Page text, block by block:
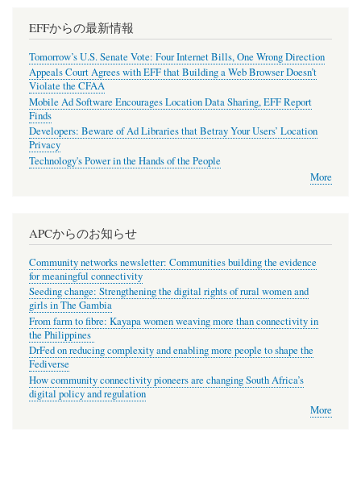
EFFからの最新情報
Tomorrow’s U.S. Senate Vote: Four Internet Bills, One Wrong Direction
Appeals Court Agrees with EFF that Building a Web Browser Doesn’t
Violate the CFAA
Mobile Ad Software Encourages Location Data Sharing, EFF Report
Finds
Developers: Beware of Ad Libraries that Betray Your Users’ Location
Privacy
Technology's Power in the Hands of the People
More
APCからのお知らせ
Community networks newsletter: Communities building the evidence
for meaningful connectivity
Seeding change: Strengthening the digital rights of rural women and
girls in The Gambia
From farm to fibre: Kayapa women weaving more than connectivity in
the Philippines
DrFed on reducing complexity and enabling more people to shape the
Fediverse
How community connectivity pioneers are changing South Africa’s
digital policy and regulation
More